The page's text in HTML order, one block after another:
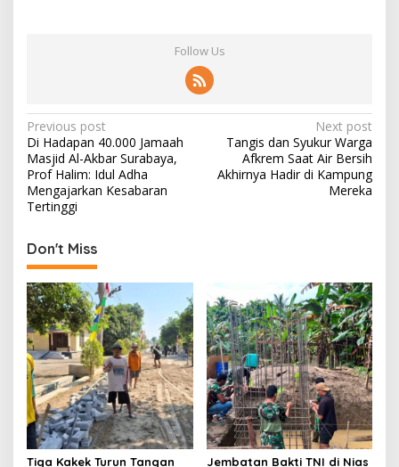
Follow Us
P
o
s
t
a
v
i
g
a
t
i
o
n
Previous post
Di Hadapan 40.000 Jamaah
Masjid Al-Akbar Surabaya,
Prof Halim: Idul Adha
Mengajarkan Kesabaran
Tertinggi
Next post
Tangis dan Syukur Warga
Afkrem Saat Air Bersih
Akhirnya Hadir di Kampung
Mereka
Don't Miss
Tiga Kakek Turun Tangan Jembatan Bakti TNI di Nias